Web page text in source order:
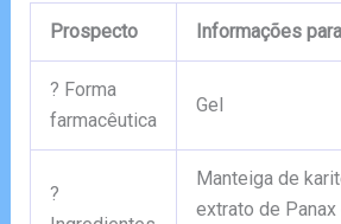
Prospecto Informações
? Forma
farmacêutica
Gel
?
Manteiga de
extrato de